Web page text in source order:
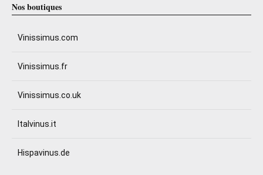
Nos boutiques
Vinissimus.com
Vinissimus.fr
Vinissimus.co.uk
Italvinus.it
Hispavinus.de